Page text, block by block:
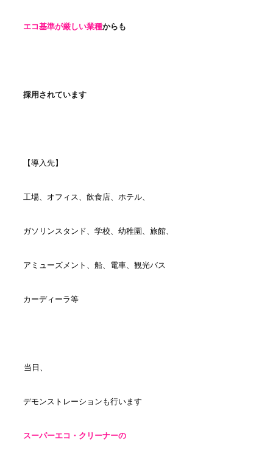
エコ基準が厳しい業種からも
採用されています
【導入先】
工場、オフィス、飲食店、ホテル、
ガソリンスタンド、学校、幼稚園、旅館、
アミューズメント、船、電車、観光バス
カーディーラ等
当日、
デモンストレーションも行います
スーパーエコ・クリーナーの